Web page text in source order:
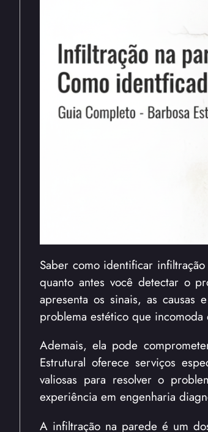
Saber como identificar
quanto antes você detectar o
apresenta os sinais, as causas
problema estético que incomoda
Ademais, ela pode
Estrutural oferece serviços
valiosas para resolver o
experiência em engenharia
A infiltração na parede é um